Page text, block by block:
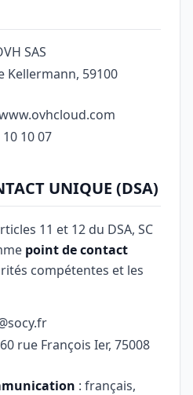
SAS
Kellermann, 59100
10 10 07
UNIQUE (DSA)
11 et 12 du DSA, SC
point de contact
compétentes et les
rue François Ier, 75008
: français,